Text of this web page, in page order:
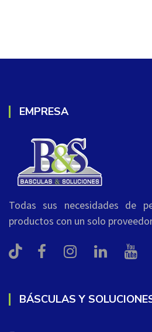
EMPRESA
Todas sus necesidades de
productos con un solo
BÁSCULAS Y